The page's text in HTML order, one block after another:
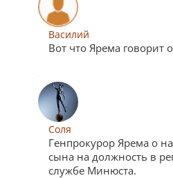
Василий
Вот что Ярема говорит
Соля
Генпрокурор Ярема о
сына на должность в
службе Минюста.